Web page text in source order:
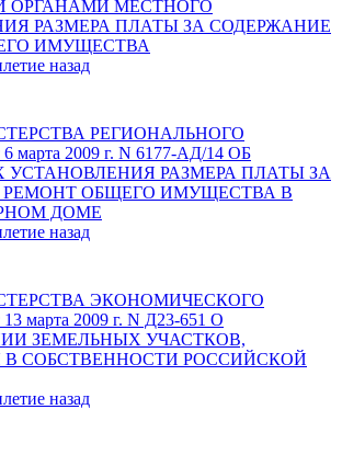
ОРГАНАМИ МЕСТНОГО
РАЗМЕРА ПЛАТЫ ЗА СОДЕРЖАНИЕ
ИМУЩЕСТВА
назад
РЕГИОНАЛЬНОГО
2009 г. N 6177-АД/14 ОБ
УСТАНОВЛЕНИЯ РАЗМЕРА ПЛАТЫ ЗА
ОБЩЕГО ИМУЩЕСТВА В
ДОМЕ
назад
ЭКОНОМИЧЕСКОГО
марта 2009 г. N Д23-651 О
ЗЕМЕЛЬНЫХ УЧАСТКОВ,
СОБСТВЕННОСТИ РОССИЙСКОЙ
назад